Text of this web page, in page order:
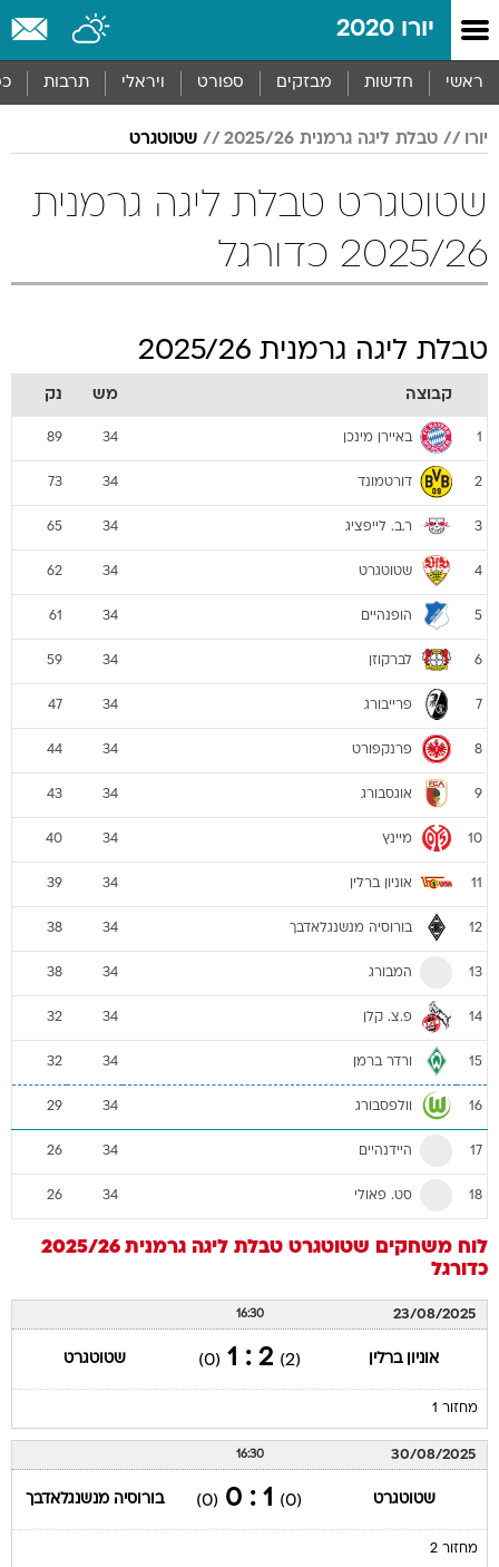
יורו 2020
ראשי חדשות מבזקים ספורט ויראלי תרבות
יורו טבלת ליגה גרמנית 2025/26 שטוטגרט
שטוטגרט טבלת ליגה גרמנית
2025/26 כדורגל
טבלת ליגה גרמנית 2025/26
קבוצה מש נק
1 באיירן מינכן 34
89
2 דורטמונד 34
73
3 ר.ב. לייפציג 34
65
4 שטוטגרט 34
62
5 הופנהיים 34
61
6 לברקוזן 34
59
7 פרייבורג 34
47
8 פרנקפורט 34
44
9 אוגסבורג 34
43
10 מיינץ 34
40
11 אוניון ברלין 34
39
12 בורוסיה מנשנגלאדבך 34
38
13 המבורג 34
38
14 פ.צ. קלן 34
32
15 ורדר ברמן 34
32
16 וולפסבורג 34
29
17 היידנהיים 34
26
18 סט. פאולי 34
26
לוח משחקים שטוטגרט טבלת ליגה גרמנית 2025/26
כדורגל
23/08/2025
16:30
אוניון ברלין (2)
2 : 1
(0) שטוטגרט
מחזור 1
30/08/2025
16:30
שטוטגרט (0)
1 : 0
(0) בורוסיה מנשנגלאדבך
מחזור 2